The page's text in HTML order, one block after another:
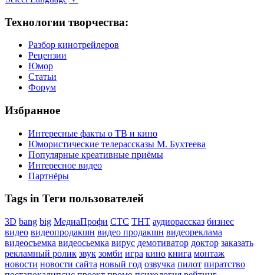
Технологии творчества:
Разбор кинотрейлеров
Рецензии
Юмор
Статьи
Форум
Избранное
Интересные факты о ТВ и кино
Юмористические телерассказы М. Бухтеева
Популярные креативные приёмы
Интересное видео
Партнёры
Tags in Теги пользователей
3D bang big МедиаПрофи СТС ТНТ аудиорассказ бизнес
видео видеопродакшн видео продакшн видеореклама
видеосъемка видеосьемка вирус демотиватор доктор заказать
рекламный ролик звук зомби игра кино книга монтаж
новости новости сайта новый год озвучка пилот пиратство